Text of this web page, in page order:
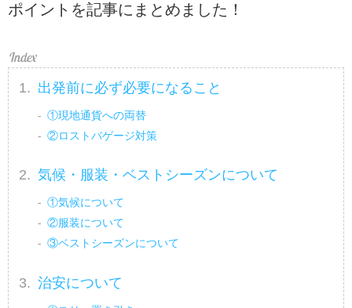
ポイントを記事にまとめました！
出発前に必ず必要になること
①現地通貨への両替
②ロストバゲージ対策
気候・服装・ベストシーズンについて
①気候について
②服装について
③ベストシーズンについて
治安について